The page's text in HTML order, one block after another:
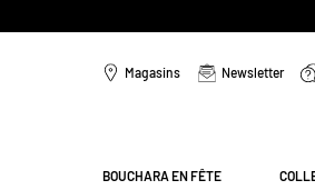
Magasins Newsletter
BOUCHARA EN FÊTE